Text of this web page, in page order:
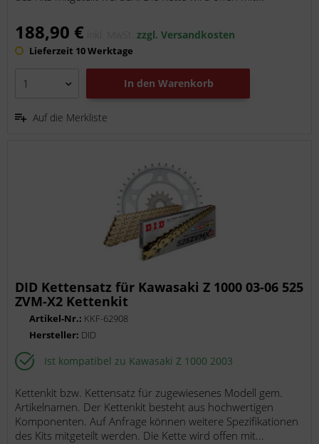
188,90 € inkl. MwSt.zzgl. Versandkosten
Lieferzeit 10 Werktage
In den Warenkorb
Auf die Merkliste
DID Kettensatz für Kawasaki Z 1000 03-06 525
ZVM-X2 Kettenkit
Artikel-Nr.: KKF-62908
Hersteller: DID
Ist kompatibel zu Kawasaki Z 1000 2003
Kettenkit bzw. Kettensatz für zugewiesenes Modell gem.
Artikelnamen. Der Kettenkit besteht aus hochwertigen
Komponenten. Auf Anfrage können weitere Spezifikationen
des Kits mitgeteilt werden. Die Kette wird offen mit...